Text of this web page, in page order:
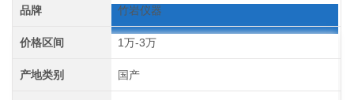
品牌 竹岩仪器
价格区间 1万-3万
产地类别 国产